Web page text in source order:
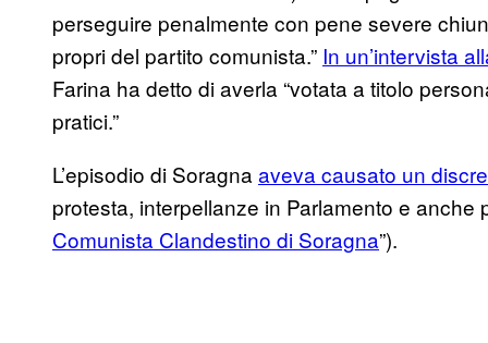
perseguire penalmente con pene severe
propri del partito comunista.” In un’intervista
Farina ha detto di averla “votata a titolo
pratici.”
L’episodio di Soragna aveva causato un
protesta, interpellanze in Parlamento e anche
Comunista Clandestino di Soragna”).